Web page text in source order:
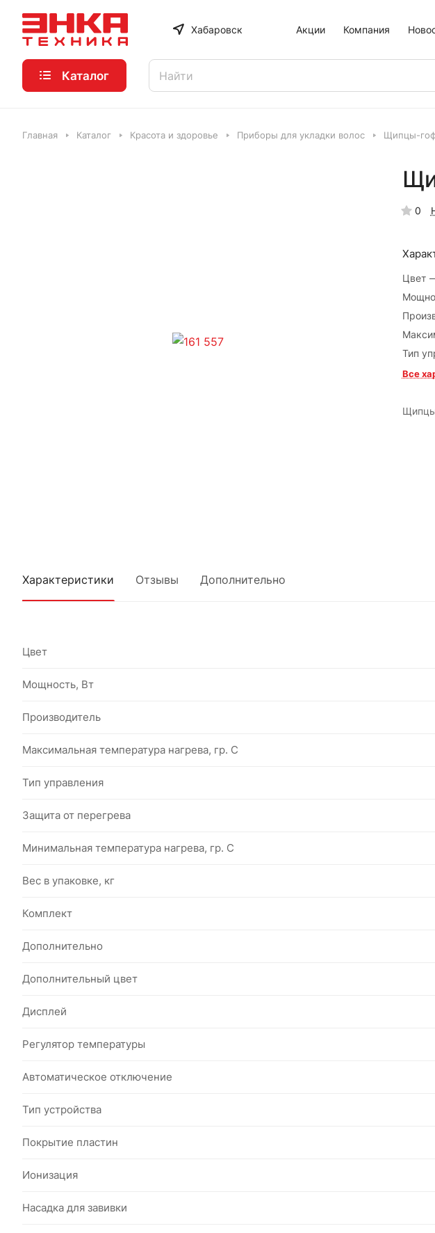
Хабаровск Акции Компания
Каталог
Главная Каталог Красота и здоровье Приборы для укладки волос Щипцы-
0
Цвет
Тип
Все
Характеристики Отзывы Дополнительно
Цвет
Мощность, Вт
Производитель
Максимальная температура нагрева, гр. С
Тип управления
Защита от перегрева
Минимальная температура нагрева, гр. С
Вес в упаковке, кг
Комплект
Дополнительно
Дополнительный цвет
Дисплей
Регулятор температуры
Автоматическое отключение
Тип устройства
Покрытие пластин
Ионизация
Насадка для завивки